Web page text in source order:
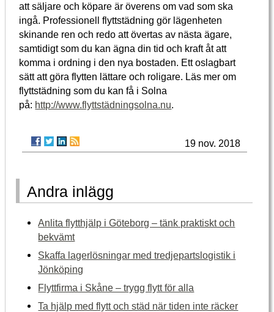
att säljare och köpare är överens om vad som ska
ingå. Professionell flyttstädning gör lägenheten
skinande ren och redo att övertas av nästa ägare,
samtidigt som du kan ägna din tid och kraft åt att
komma i ordning i den nya bostaden. Ett oslagbart
sätt att göra flytten lättare och roligare. Läs mer om
flyttstädning som du kan få i Solna
på: http://www.flyttstädningsolna.nu.
19 nov. 2018
Andra inlägg
Anlita flytthjälp i Göteborg – tänk praktiskt och
bekvämt
Skaffa lagerlösningar med tredjepartslogistik i
Jönköping
Flyttfirma i Skåne – trygg flytt för alla
Ta hjälp med flytt och städ när tiden inte räcker